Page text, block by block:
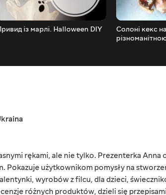
із марлі. Halloween DIY
Солоні кекс
rękami, ale nie tylko. Prezenterka Anna
Pokazuje użytkownikom pomysły na
wyrobów z filcu, dla dzieci,
różnych produktów, dzieli się przepisami